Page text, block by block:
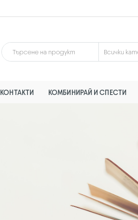
КОНТАКТИ КОМБИНИРАЙ И СПЕСТИ